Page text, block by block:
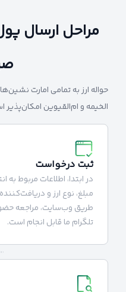
مراحل ارسال
حواله ارز به تمامی امارت
الخیمه و ام‌القیوین امکان‌پذیر
ثبت درخواست
در ابتدا، اطلاعات مربوط
مبلغ، نوع ارز و
طریق وب‌سایت، مراجعه
تلگرام ما قابل انجام است.